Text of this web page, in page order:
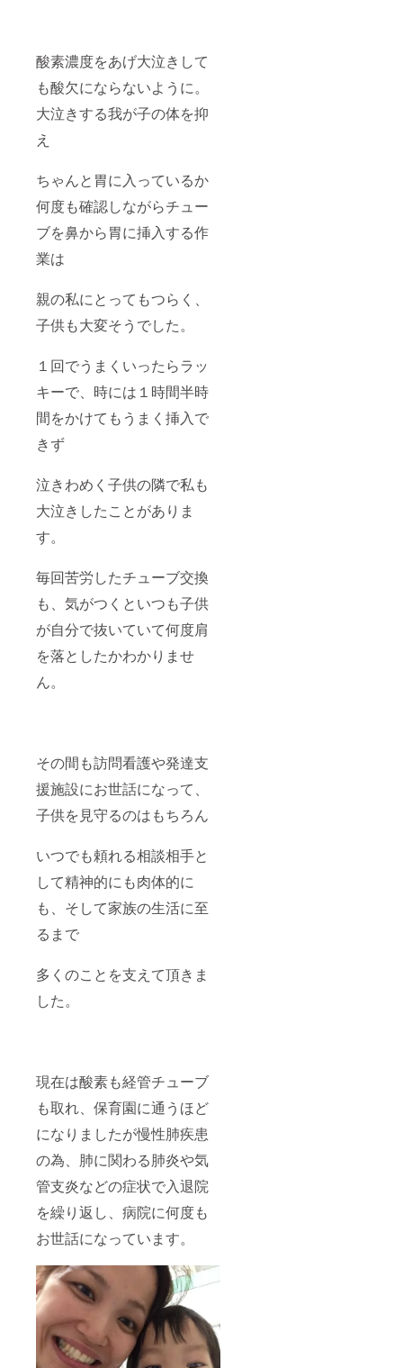
酸素濃度をあげ大泣きして
も酸欠にならないように。
大泣きする我が子の体を抑
え
ちゃんと胃に入っているか
何度も確認しながらチュー
ブを鼻から胃に挿入する作
業は
親の私にとってもつらく、
子供も大変そうでした。
１回でうまくいったらラッ
キーで、時には１時間半時
間をかけてもうまく挿入で
きず
泣きわめく子供の隣で私も
大泣きしたことがありま
す。
毎回苦労したチューブ交換
も、気がつくといつも子供
が自分で抜いていて何度肩
を落としたかわかりませ
ん。
その間も訪問看護や発達支
援施設にお世話になって、
子供を見守るのはもちろん
いつでも頼れる相談相手と
して精神的にも肉体的に
も、そして家族の生活に至
るまで
多くのことを支えて頂きま
した。
現在は酸素も経管チューブ
も取れ、保育園に通うほど
になりましたが慢性肺疾患
の為、肺に関わる肺炎や気
管支炎などの症状で入退院
を繰り返し、病院に何度も
お世話になっています。